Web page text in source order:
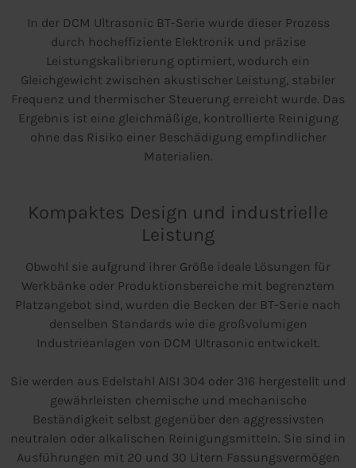
In der DCM Ultrasonic BT-Serie wurde dieser Prozess
durch hocheffiziente Elektronik und präzise
Leistungskalibrierung optimiert, wodurch ein
Gleichgewicht zwischen akustischer Leistung, stabiler
Frequenz und thermischer Steuerung erreicht wurde. Das
Ergebnis ist eine gleichmäßige, kontrollierte Reinigung
ohne das Risiko einer Beschädigung empfindlicher
Materialien.
Kompaktes Design und industrielle
Leistung
Obwohl sie aufgrund ihrer Größe ideale Lösungen für
Werkbänke oder Produktionsbereiche mit begrenztem
Platzangebot sind, wurden die Becken der BT-Serie nach
denselben Standards wie die großvolumigen
Industrieanlagen von DCM Ultrasonic entwickelt.
Sie werden aus Edelstahl AISI 304 oder 316 hergestellt und
gewährleisten chemische und mechanische
Beständigkeit selbst gegenüber den aggressivsten
neutralen oder alkalischen Reinigungsmitteln. Sie sind in
Ausführungen mit 20 und 30 Litern Fassungsvermögen